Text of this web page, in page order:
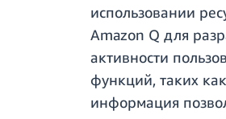
использовании
Amazon Q для
активности
функций, таких
информация